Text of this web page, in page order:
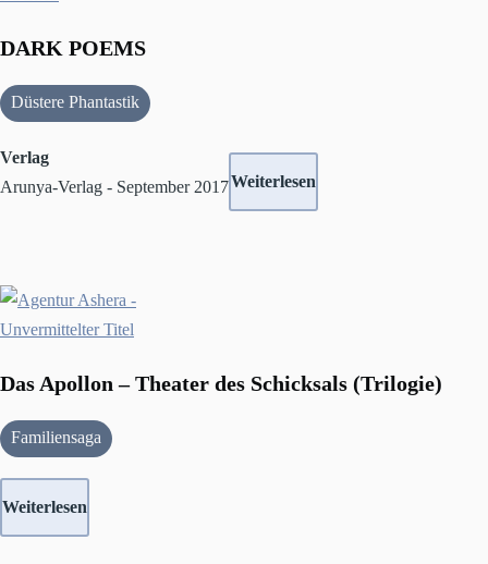
DARK POEMS
Düstere Phantastik
Verlag
Arunya-Verlag - September 2017Weiterlesen
Das Apollon – Theater des Schicksals (Trilogie)
Familiensaga
Weiterlesen